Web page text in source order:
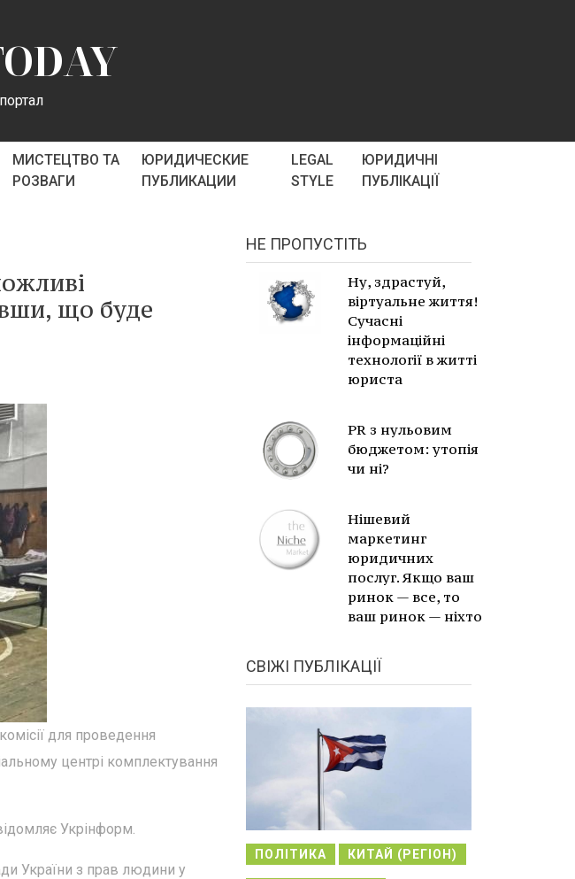
МИСТЕЦТВО ТА
РОЗВАГИ
ЮРИДИЧЕСКИЕ
ПУБЛИКАЦИИ
LEGAL
STYLE
ЮРИДИЧНІ
ПУБЛІКАЦІЇ
що буде
для проведення
центрі комплектування
Укрінформ.
України з прав людини у
НЕ ПРОПУСТІТЬ
Ну, здрастуй,
віртуальне життя!
Сучасні
інформаційні
технології в житті
юриста
PR з нульовим
бюджетом: утопія
чи ні?
Нішевий
маркетинг
юридичних
послуг. Якщо ваш
ринок — все, то
ваш ринок — ніхто
СВІЖІ ПУБЛІКАЦІЇ
ПОЛІТИКА КИТАЙ (РЕГІОН)